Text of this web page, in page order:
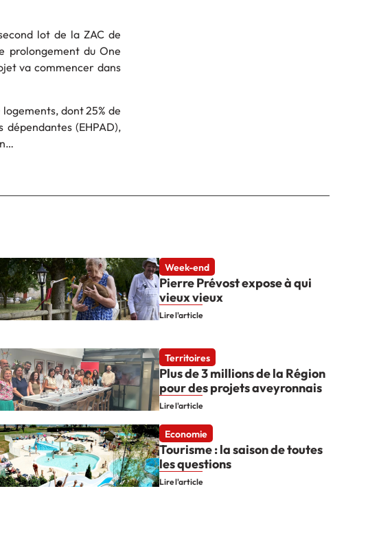
lot de la ZAC de
prolongement du One
va commencer dans
dont 25% de
(EHPAD),
Week-end
Pierre Prévost expose à qui
vieux vieux
Lire l'article
Territoires
Plus de 3 millions de la Région
pour des projets aveyronnais
Lire l'article
Economie
Tourisme : la saison de toutes
les questions
Lire l'article